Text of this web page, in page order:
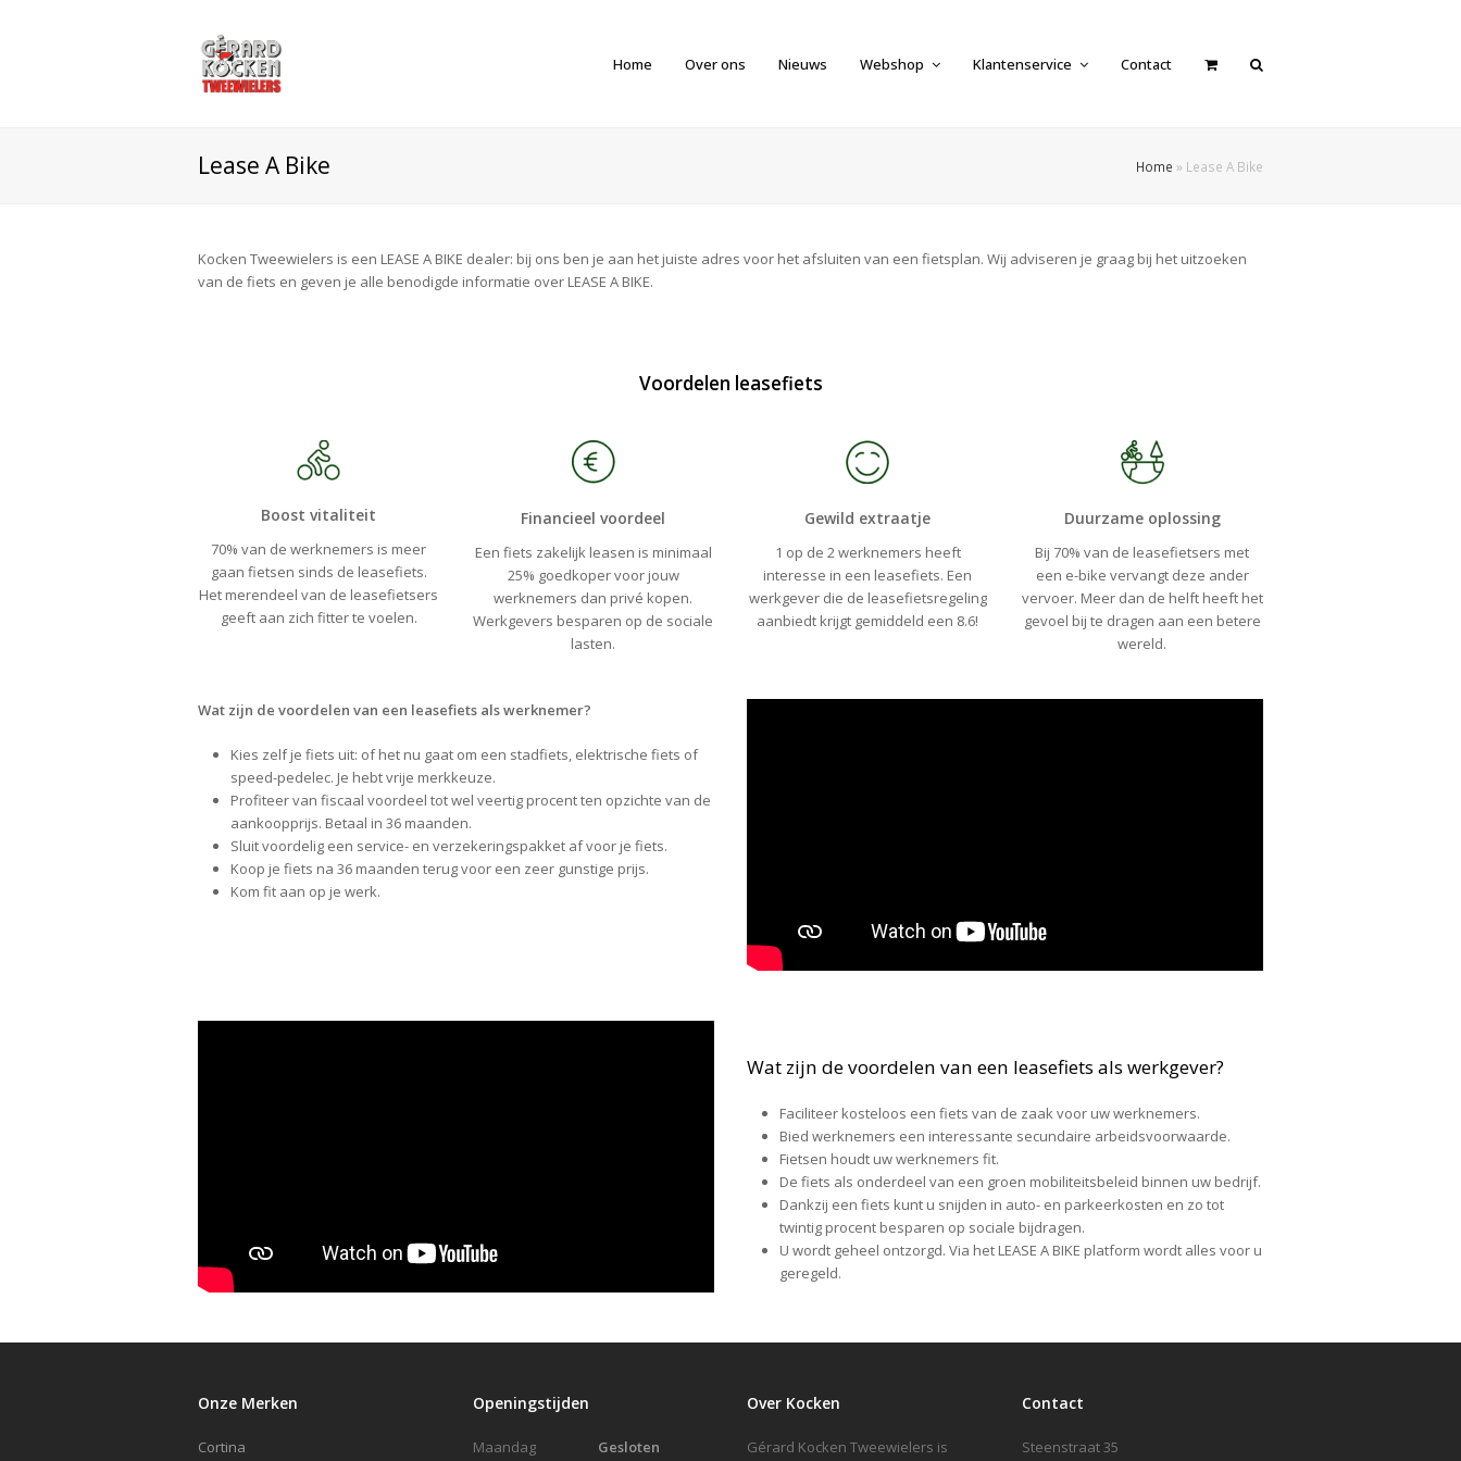
Home Over ons Nieuws Webshop Klantenservice Contact
Lease A Bike Home » Lease A Bike
Kocken Tweewielers is een LEASE A BIKE dealer: bij ons ben je aan het juiste adres voor het afsluiten van een fietsplan. Wij adviseren je graag bij het uitzoeken
van de fiets en geven je alle benodigde informatie over LEASE A BIKE.
Voordelen leasefiets
Boost vitaliteit
70% van de werknemers is meer
gaan fietsen sinds de leasefiets.
Het merendeel van de leasefietsers
geeft aan zich fitter te voelen.
Financieel voordeel
Een fiets zakelijk leasen is minimaal
25% goedkoper voor jouw
werknemers dan privé kopen.
Werkgevers besparen op de sociale
lasten.
Gewild extraatje
1 op de 2 werknemers heeft
interesse in een leasefiets. Een
werkgever die de leasefietsregeling
aanbiedt krijgt gemiddeld een 8.6!
Duurzame oplossing
Bij 70% van de leasefietsers met
een e-bike vervangt deze ander
vervoer. Meer dan de helft heeft het
gevoel bij te dragen aan een betere
wereld.
Wat zijn de voordelen van een leasefiets als werknemer?
Kies zelf je fiets uit: of het nu gaat om een stadfiets, elektrische fiets of
speed-pedelec. Je hebt vrije merkkeuze.
Profiteer van fiscaal voordeel tot wel veertig procent ten opzichte van de
aankoopprijs. Betaal in 36 maanden.
Sluit voordelig een service- en verzekeringspakket af voor je fiets.
Koop je fiets na 36 maanden terug voor een zeer gunstige prijs.
Kom fit aan op je werk.
Wat zijn de voordelen van een leasefiets als werkgever?
Faciliteer kosteloos een fiets van de zaak voor uw werknemers.
Bied werknemers een interessante secundaire arbeidsvoorwaarde.
Fietsen houdt uw werknemers fit.
De fiets als onderdeel van een groen mobiliteitsbeleid binnen uw bedrijf.
Dankzij een fiets kunt u snijden in auto- en parkeerkosten en zo tot
twintig procent besparen op sociale bijdragen.
U wordt geheel ontzorgd. Via het LEASE A BIKE platform wordt alles voor u
geregeld.
Onze Merken
Cortina
Openingstijden
Maandag Gesloten
Over Kocken
Gérard Kocken Tweewielers is
Contact
Steenstraat 35